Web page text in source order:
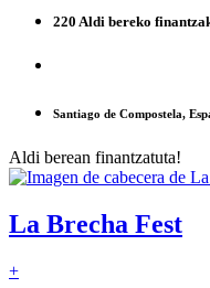
220 Aldi bereko
Santiago de Compostela,
Aldi berean finantzatuta!
La Brecha Fest
+